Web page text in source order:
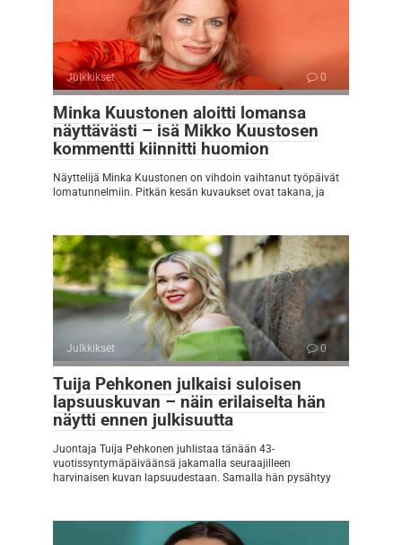
Julkkikset 0
Minka Kuustonen aloitti lomansa
näyttävästi – isä Mikko Kuustosen
kommentti kiinnitti huomion
Näyttelijä Minka Kuustonen on vihdoin vaihtanut työpäivät
lomatunnelmiin. Pitkän kesän kuvaukset ovat takana, ja
Julkkikset 0
Tuija Pehkonen julkaisi suloisen
lapsuuskuvan – näin erilaiselta hän
näytti ennen julkisuutta
Juontaja Tuija Pehkonen juhlistaa tänään 43-
vuotissyntymäpäiväänsä jakamalla seuraajilleen
harvinaisen kuvan lapsuudestaan. Samalla hän pysähtyy